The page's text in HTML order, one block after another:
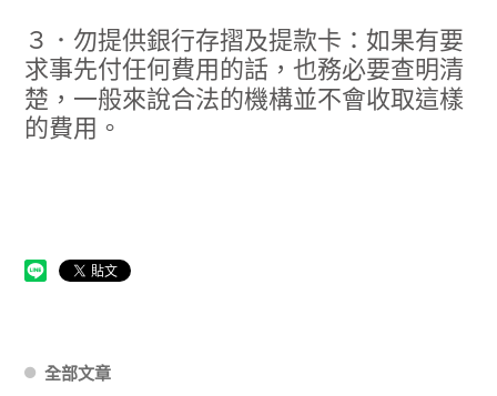
３．勿提供銀行存摺及提款卡：如果有要
求事先付任何費用的話，也務必要查明清
楚，一般來說合法的機構並不會收取這樣
的費用。
全部文章